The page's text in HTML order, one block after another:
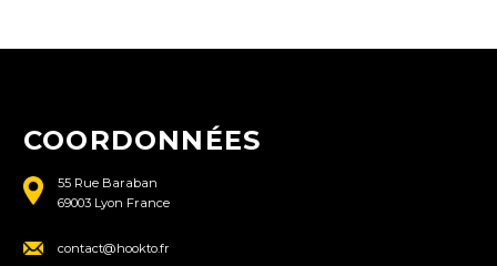
COORDONNÉES
55 Rue Baraban
69003 Lyon France
contact@hookto.fr